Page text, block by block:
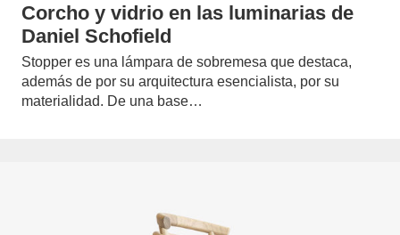
Corcho y vidrio en las luminarias de
Daniel Schofield
Stopper es una lámpara de sobremesa que destaca,
además de por su arquitectura esencialista, por su
materialidad. De una base…